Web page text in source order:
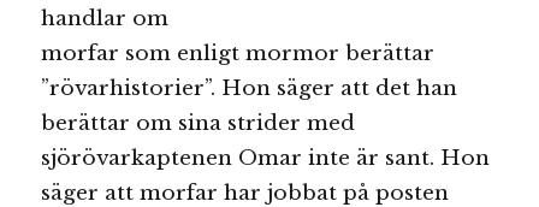
handlar om
morfar som enligt mormor berättar
”rövarhistorier”. Hon säger att det han
berättar om sina strider med
sjörövarkaptenen Omar inte är sant. Hon
säger att morfar har jobbat på posten